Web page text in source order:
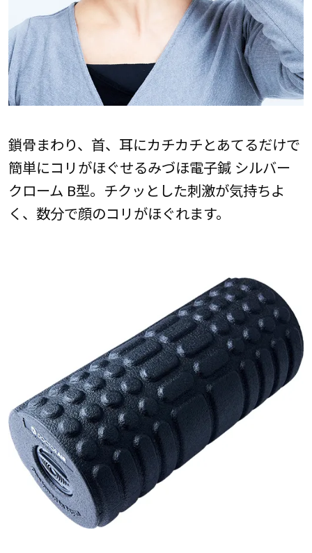
鎖骨まわり、首、耳にカチカチとあてるだけで
簡単にコリがほぐせるみづほ電子鍼 シルバー
クローム B型。チクッとした刺激が気持ちよ
く、数分で顔のコリがほぐれます。